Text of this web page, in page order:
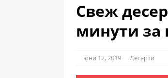
Свеж
минути за
юни 12, 2019 Десерти